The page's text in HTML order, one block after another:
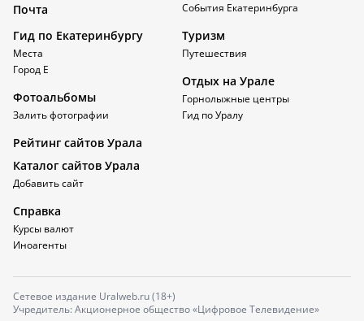
Почта
События Екатеринбурга
Гид по Екатеринбургу
Места
Город Е
Фотоальбомы
Залить фотографии
Туризм
Путешествия
Отдых на Урале
Горнолыжные центры
Гид по Уралу
Рейтинг сайтов Урала
Каталог сайтов Урала
Добавить сайт
Справка
Курсы валют
Иноагенты
Сетевое издание Uralweb.ru (18+)
Учредитель: Акционерное общество «Цифровое Телевидение»